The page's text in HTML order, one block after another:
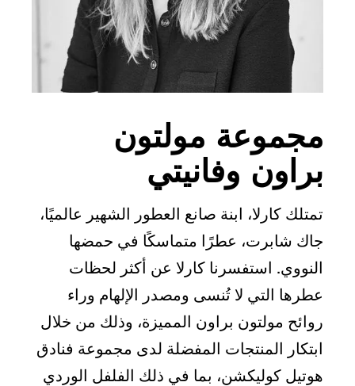
مجموعة مولتون
براون وفانيتي
تمتلك كارلا، ابنة صانع العطور الشهير عالميًا،
جاك شابرت، عطرًا متماسكًا في حمضها
النووي. استفسرنا كارلا عن أكثر لحظات
عطرها التي لا تُنسى ومصدر الإلهام وراء
روائح مولتون براون المميزة، وذلك من خلال
ابتكار المنتجات المفضلة لدى مجموعة فنادق
هوتيل كوليكشن، بما في ذلك الفلفل الوردي